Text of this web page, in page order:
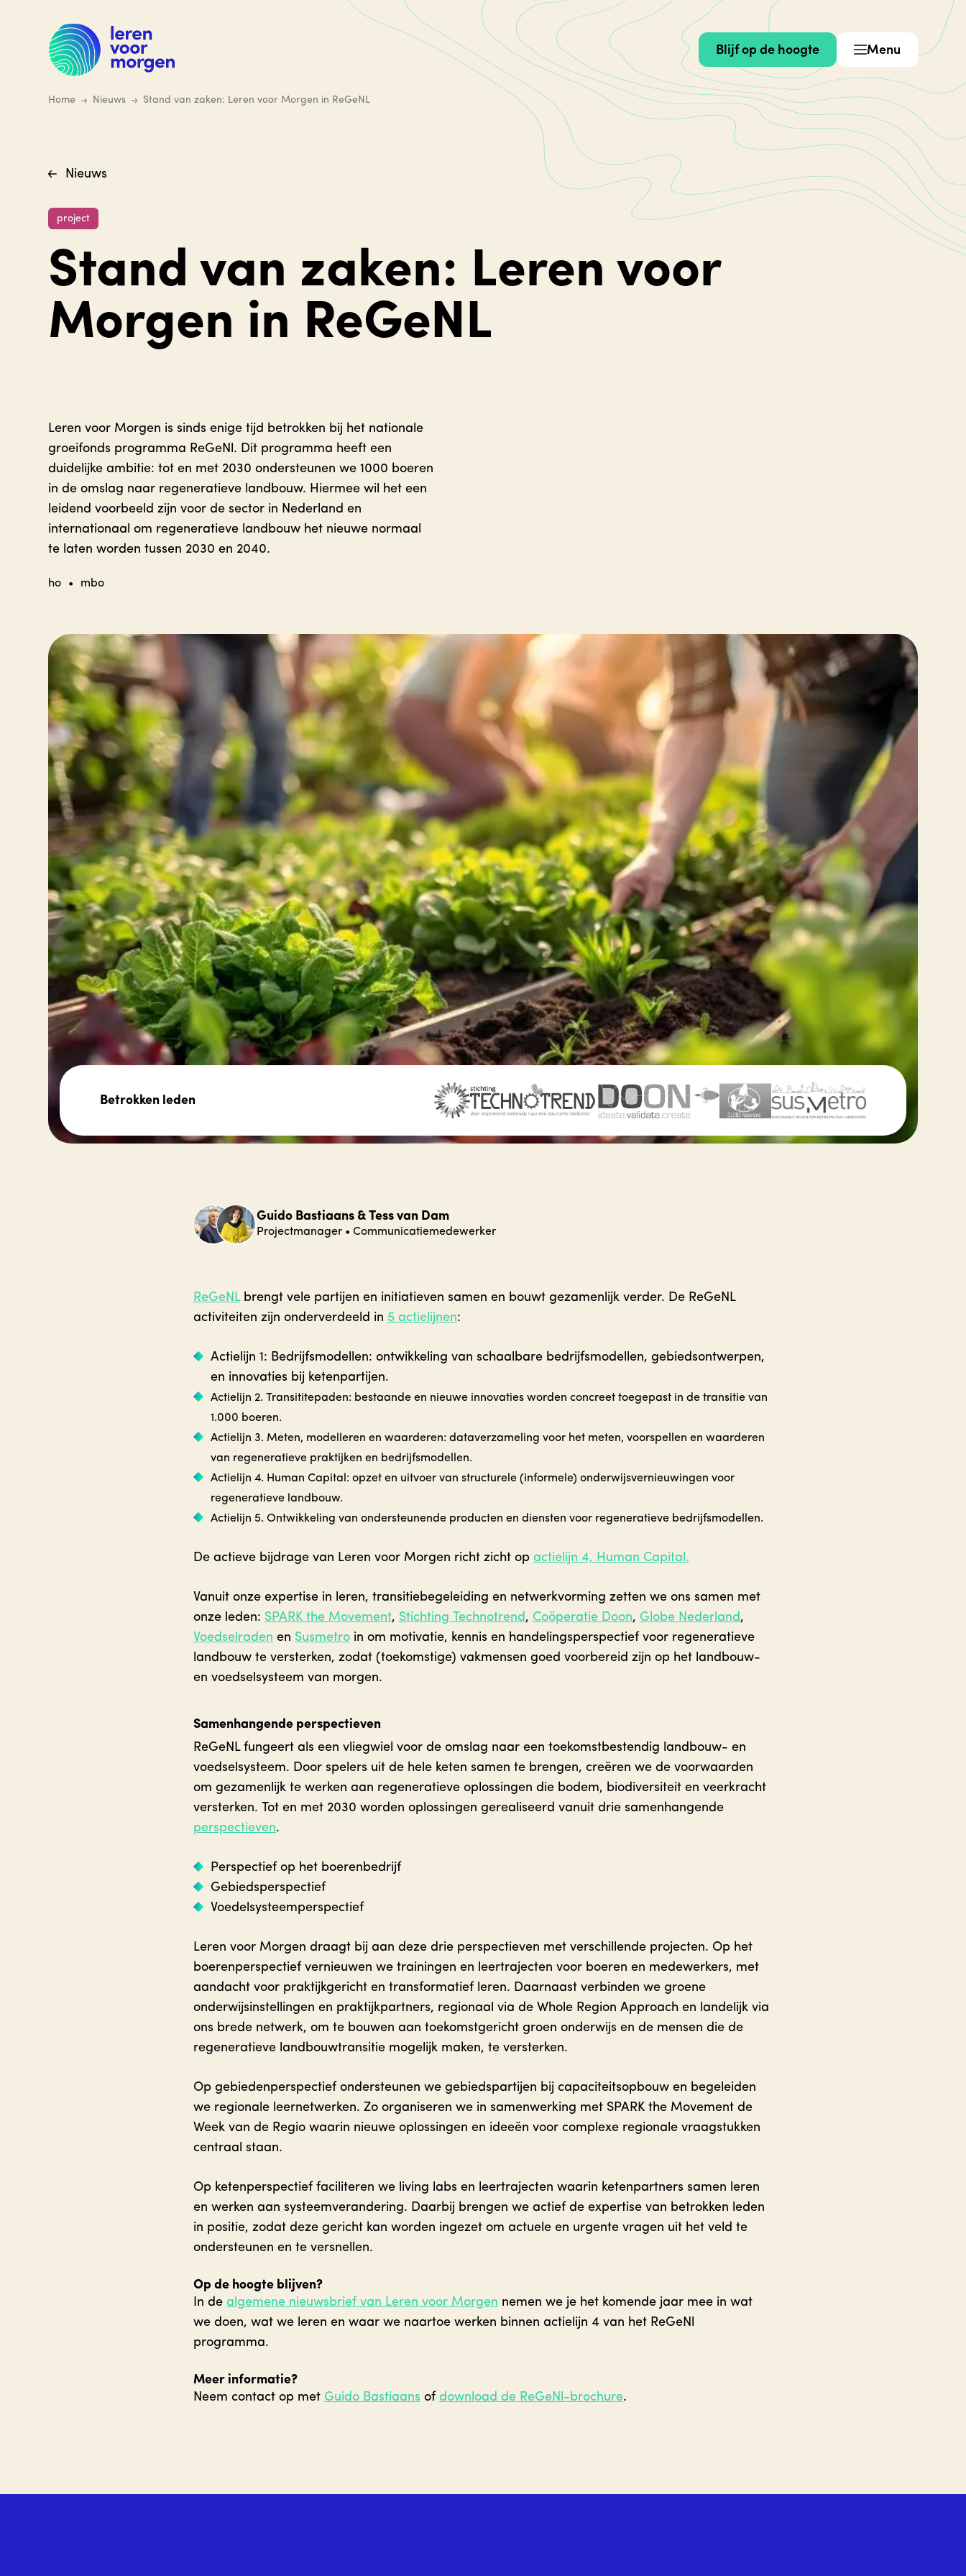
hoofdinhoud
Blijf op de hoogte Menu
Home Nieuws Stand van zaken: Leren voor Morgen in ReGeNL
Nieuws
project
Stand van zaken: Leren voor
Morgen in ReGeNL
Leren voor Morgen is sinds enige tijd betrokken bij het nationale
groeifonds programma ReGeNl. Dit programma heeft een
duidelijke ambitie: tot en met 2030 ondersteunen we 1000 boeren
in de omslag naar regeneratieve landbouw. Hiermee wil het een
leidend voorbeeld zijn voor de sector in Nederland en
internationaal om regeneratieve landbouw het nieuwe normaal
te laten worden tussen 2030 en 2040.
ho • mbo
Betrokken leden
Guido Bastiaans & Tess van Dam
Projectmanager • Communicatiemedewerker
ReGeNLbrengt vele partijen en initiatieven samen en bouwt gezamenlijk verder. De ReGeNL
activiteiten zijn onderverdeeld in 5 actielijnen:
Actielijn 1: Bedrijfsmodellen: ontwikkeling van schaalbare bedrijfsmodellen, gebiedsontwerpen,
en innovaties bij ketenpartijen.
Actielijn 2. Transititepaden: bestaande en nieuwe innovaties worden concreet toegepast in de transitie van
1.000 boeren.
Actielijn 3. Meten, modelleren en waarderen: dataverzameling voor het meten, voorspellen en waarderen
van regeneratieve praktijken en bedrijfsmodellen.
Actielijn 4. Human Capital: opzet en uitvoer van structurele (informele) onderwijsvernieuwingen voor
regeneratieve landbouw.
Actielijn 5. Ontwikkeling van ondersteunende producten en diensten voor regeneratieve bedrijfsmodellen.
De actieve bijdrage van Leren voor Morgen richt zicht op actielijn 4, Human Capital.
Vanuit onze expertise in leren, transitiebegeleiding en netwerkvorming zetten we ons samen met
onze leden: SPARK the Movement, Stichting Technotrend, Coöperatie Doon, Globe Nederland,
Voedselraden en Susmetroin om motivatie, kennis en handelingsperspectief voor regeneratieve
landbouw te versterken, zodat (toekomstige) vakmensen goed voorbereid zijn op het landbouw-
en voedselsysteem van morgen.
Samenhangende perspectieven
ReGeNL fungeert als een vliegwiel voor de omslag naar een toekomstbestendig landbouw- en
voedselsysteem. Door spelers uit de hele keten samen te brengen, creëren we de voorwaarden
om gezamenlijk te werken aan regeneratieve oplossingen die bodem, biodiversiteit en veerkracht
versterken. Tot en met 2030 worden oplossingen gerealiseerd vanuit drie samenhangende
perspectieven.
Perspectief op het boerenbedrijf
Gebiedsperspectief
Voedelsysteemperspectief
Leren voor Morgen draagt bij aan deze drie perspectieven met verschillende projecten. Op het
boerenperspectief vernieuwen we trainingen en leertrajecten voor boeren en medewerkers, met
aandacht voor praktijkgericht en transformatief leren. Daarnaast verbinden we groene
onderwijsinstellingen en praktijkpartners, regionaal via de Whole Region Approach en landelijk via
ons brede netwerk, om te bouwen aan toekomstgericht groen onderwijs en de mensen die de
regeneratieve landbouwtransitie mogelijk maken, te versterken.
Op gebiedenperspectief ondersteunen we gebiedspartijen bij capaciteitsopbouw en begeleiden
we regionale leernetwerken. Zo organiseren we in samenwerking met SPARK the Movement de
Week van de Regio waarin nieuwe oplossingen en ideeën voor complexe regionale vraagstukken
centraal staan.
Op ketenperspectief faciliteren we living labs en leertrajecten waarin ketenpartners samen leren
en werken aan systeemverandering. Daarbij brengen we actief de expertise van betrokken leden
in positie, zodat deze gericht kan worden ingezet om actuele en urgente vragen uit het veld te
ondersteunen en te versnellen.
Op de hoogte blijven?
In de algemene nieuwsbrief van Leren voor Morgen nemen we je het komende jaar mee in wat
we doen, wat we leren en waar we naartoe werken binnen actielijn 4 van het ReGeNl
programma.
Meer informatie?
Neem contact op met Guido Bastiaans of download de ReGeNl-brochure.